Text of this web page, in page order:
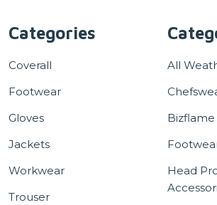
Categories
Coverall
Footwear
Gloves
Jackets
Workwear
Trouser
All
Bizflame
Head